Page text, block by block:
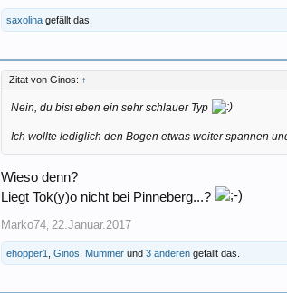
saxolina gefällt das.
Zitat von Ginos: ↑
Nein, du bist eben ein sehr schlauer Typ
Ich wollte lediglich den Bogen etwas weiter spannen
Wieso denn?
Liegt Tok(y)o nicht bei Pinneberg...?
Marko74 22.Januar.2017
ehopper1 ,Ginos Mummer und3 anderen gefällt das.